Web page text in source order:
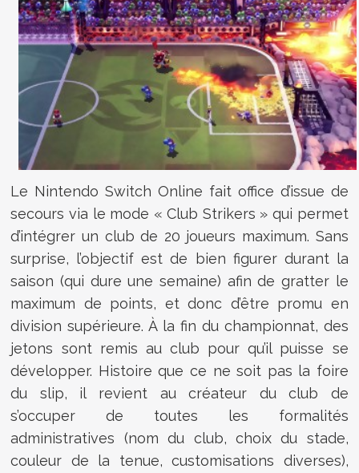
Le Nintendo Switch Online fait office d’issue de
secours via le mode « Club Strikers » qui permet
d’intégrer un club de 20 joueurs maximum. Sans
surprise, l’objectif est de bien figurer durant la
saison (qui dure une semaine) afin de gratter le
maximum de points, et donc d’être promu en
division supérieure. À la fin du championnat, des
jetons sont remis au club pour qu’il puisse se
développer. Histoire que ce ne soit pas la foire
du slip, il revient au créateur du club de
s’occuper de toutes les formalités
administratives (nom du club, choix du stade,
couleur de la tenue, customisations diverses),